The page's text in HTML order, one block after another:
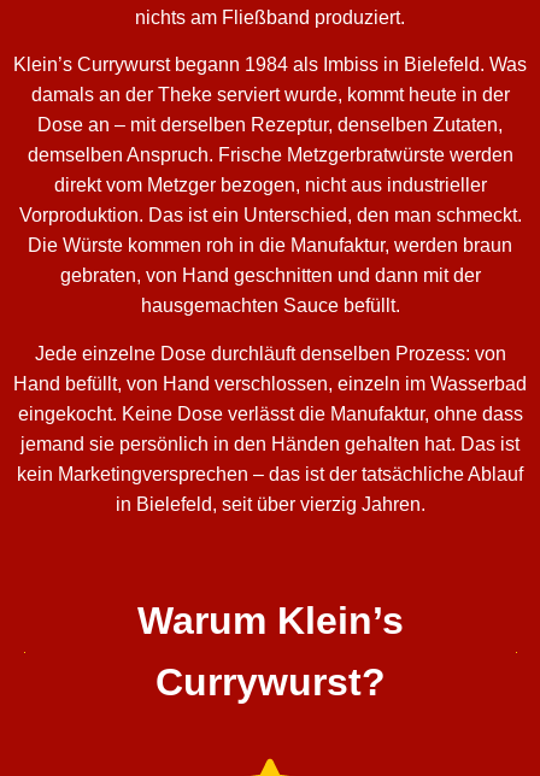
nichts am Fließband produziert.
Klein’s Currywurst begann 1984 als Imbiss in Bielefeld. Was
damals an der Theke serviert wurde, kommt heute in der
Dose an – mit derselben Rezeptur, denselben Zutaten,
demselben Anspruch. Frische Metzgerbratwürste werden
direkt vom Metzger bezogen, nicht aus industrieller
Vorproduktion. Das ist ein Unterschied, den man schmeckt.
Die Würste kommen roh in die Manufaktur, werden braun
gebraten, von Hand geschnitten und dann mit der
hausgemachten Sauce befüllt.
Jede einzelne Dose durchläuft denselben Prozess: von
Hand befüllt, von Hand verschlossen, einzeln im Wasserbad
eingekocht. Keine Dose verlässt die Manufaktur, ohne dass
jemand sie persönlich in den Händen gehalten hat. Das ist
kein Marketingversprechen – das ist der tatsächliche Ablauf
in Bielefeld, seit über vierzig Jahren.
Warum Klein’s
Currywurst?